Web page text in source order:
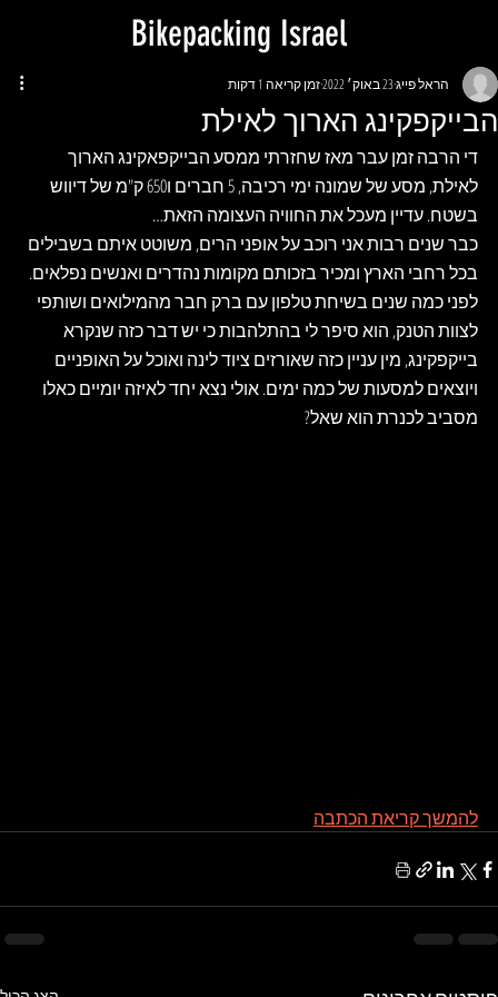
Bikepacking Israel
הבייקפקינג הארוך לאילת
הראל פייג23 באוק׳ 2022 זמן קריאה 1 דקות
די הרבה זמן עבר מאז שחזרתי ממסע הבייקפאקינג הארוך
לאילת, מסע של שמונה ימי רכיבה, 5 חברים ו650 ק"מ של דיווש
בשטח. עדיין מעכל את החוויה העצומה הזאת…
כבר שנים רבות אני רוכב על אופני הרים, משוטט איתם בשבילים
בכל רחבי הארץ ומכיר בזכותם מקומות נהדרים ואנשים נפלאים.
לפני כמה שנים בשיחת טלפון עם ברק חבר מהמילואים ושותפי
לצוות הטנק, הוא סיפר לי בהתלהבות כי יש דבר כזה שנקרא
בייקפקינג, מין עניין כזה שאורזים ציוד לינה ואוכל על האופניים
ויוצאים למסעות של כמה ימים. אולי נצא יחד לאיזה יומיים כאלו
מסביב לכנרת הוא שאל?
להמשך קריאת הכתבה